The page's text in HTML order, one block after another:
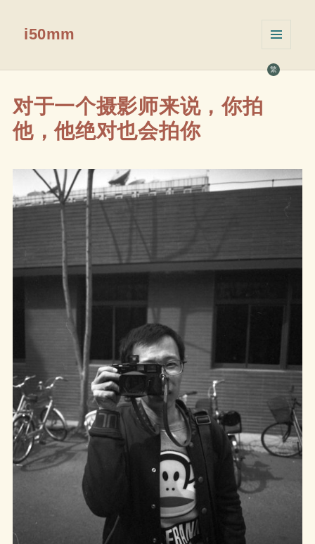
繁
i50mm
挂件
对于一个摄影师来说，你拍
他，他绝对也会拍你